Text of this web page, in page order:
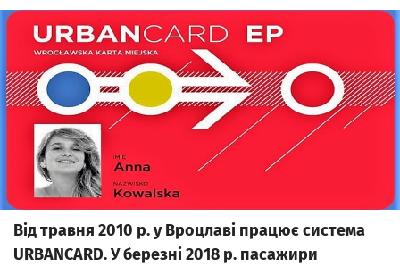
Kliknij, aby powiększyć
Від травня 2010 р. у Вроцлаві працює система
URBANCARD. У березні 2018 р. пасажири